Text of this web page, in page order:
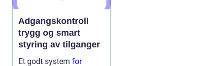
Adgangskontroll
trygg og smart
styring av tilganger
Et godt system for